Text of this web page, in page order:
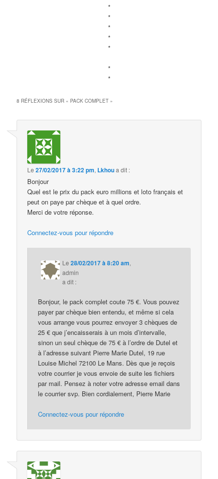
*
*
*
*
*
*
*
8 RÉFLEXIONS SUR « PACK COMPLET »
Le27/02/2017 à 3:22 pm, Lkhoua dit :
Bonjour
Quel est le prix du pack euro millions et loto français et
peut on paye par chèque et à quel ordre.
Merci de votre réponse.
Connectez-vous pour répondre
Le28/02/2017 à 8:20 am,
admin
a dit :
Bonjour, le pack complet coute 75 €. Vous pouvez
payer par chèque bien entendu, et même si cela
vous arrange vous pourrez envoyer 3 chèques de
25 € que j’encaisserais à un mois d’intervalle,
sinon un seul chèque de 75 € à l’ordre de Dutel et
à l’adresse suivant Pierre Marie Dutel, 19 rue
Louise Michel 72100 Le Mans. Dès que je reçois
votre courrier je vous envoie de suite les fichiers
par mail. Pensez à noter votre adresse email dans
le courrier svp. Bien cordialement, Pierre Marie
Connectez-vous pour répondre